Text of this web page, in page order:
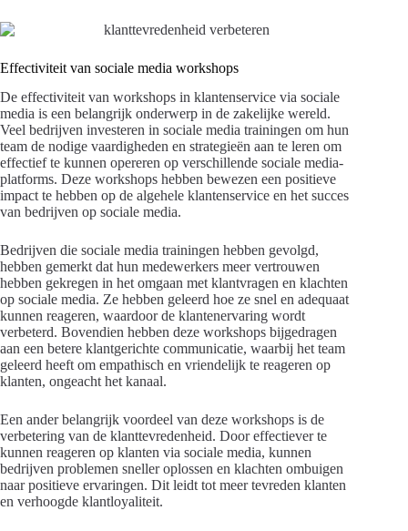
Effectiviteit van sociale media workshops
De effectiviteit van workshops in klantenservice via sociale
media is een belangrijk onderwerp in de zakelijke wereld.
Veel bedrijven investeren in sociale media trainingen om hun
team de nodige vaardigheden en strategieën aan te leren om
effectief te kunnen opereren op verschillende sociale media-
platforms. Deze workshops hebben bewezen een positieve
impact te hebben op de algehele klantenservice en het succes
van bedrijven op sociale media.
Bedrijven die sociale media trainingen hebben gevolgd,
hebben gemerkt dat hun medewerkers meer vertrouwen
hebben gekregen in het omgaan met klantvragen en klachten
op sociale media. Ze hebben geleerd hoe ze snel en adequaat
kunnen reageren, waardoor de klantenervaring wordt
verbeterd. Bovendien hebben deze workshops bijgedragen
aan een betere klantgerichte communicatie, waarbij het team
geleerd heeft om empathisch en vriendelijk te reageren op
klanten, ongeacht het kanaal.
Een ander belangrijk voordeel van deze workshops is de
verbetering van de klanttevredenheid. Door effectiever te
kunnen reageren op klanten via sociale media, kunnen
bedrijven problemen sneller oplossen en klachten ombuigen
naar positieve ervaringen. Dit leidt tot meer tevreden klanten
en verhoogde klantloyaliteit.